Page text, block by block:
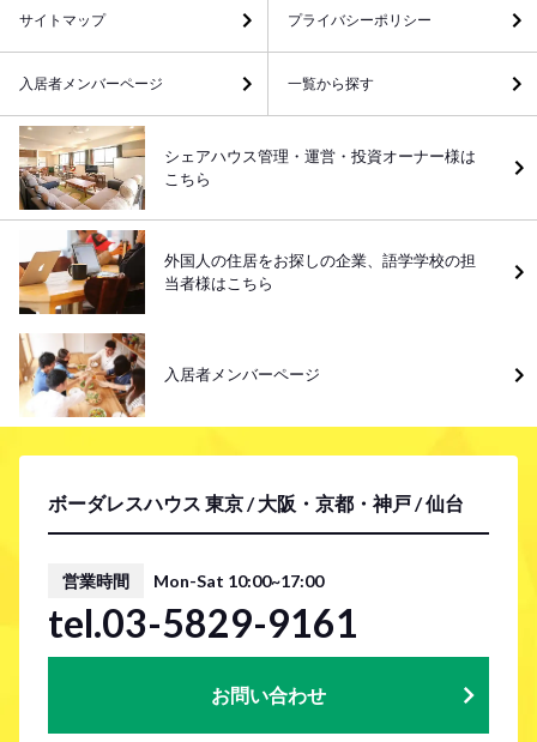
ボーダレスハウス 東京 / 大阪・京都・神戸 / 仙台
営業時間 Mon-Sat 10:00~17:00
tel.03-5829-9161
お問い合わせ
サイトマップ プライバシーポリシー
入居者メンバーページ 一覧から探す
シェアハウス管理・運営・投資オーナー様は
こちら
外国人の住居をお探しの企業、語学学校の担
当者様はこちら
入居者メンバーページ